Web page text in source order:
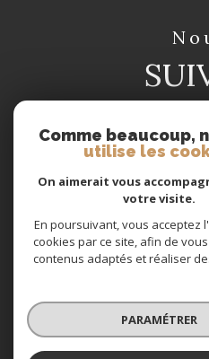
© 2026 | Tous droits réservés |
Plan du site
Mentions légales
Comme beaucoup,
utilise les
On aimerait vous
votre visite.
En poursuivant, vous acceptez
cookies par ce site, afin de
contenus adaptés et réaliser
PARAMÉTRER